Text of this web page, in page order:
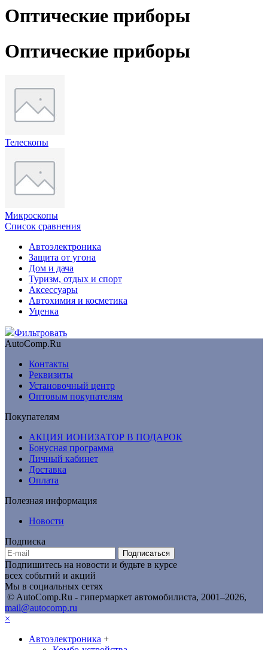
Оптические приборы
Оптические приборы
Телескопы
Микроскопы
Список сравнения
Автоэлектроника
Защита от угона
Дом и дача
Туризм, отдых и спорт
Аксессуары
Автохимия и косметика
Уценка
Фильтровать
AutoComp.Ru
Контакты
Реквизиты
Установочный центр
Оптовым покупателям
Покупателям
АКЦИЯ ИОНИЗАТОР В ПОДАРОК
Бонусная программа
Личный кабинет
Доставка
Оплата
Полезная информация
Новости
Подписка
Подписаться
Подпишитесь на новости и будьте в курсе
всех событий и акций
Мы в социальных сетях
© AutoComp.Ru - гипермаркет автомобилиста, 2001–2026,
mail@autocomp.ru
×
Автоэлектроника +